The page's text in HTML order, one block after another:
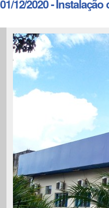
01/12/2020 -